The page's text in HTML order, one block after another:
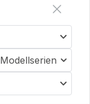
Modellserien